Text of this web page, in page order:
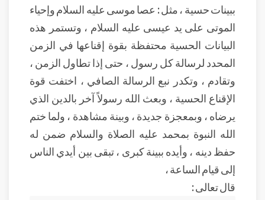
ببينات حسية ، مثل : عصا موسى عليه السلام وإحياء
الموتى على يد عيسى عليه السلام ، وتستمر هذه
البيانات الحسية محتفظة بقوة إقناعها في الزمن
المحدد لرسالة كل رسول ، حتى إذا تطاول الزمن ،
وتقادم ، وتكدر نبع الرسالة الصافي ، اختفت قوة
الإقناع الحسية ، وبعث الله رسولاً آخر بالدين الذي
يرضاه ، وبمعجزة جديدة ، وبينة مشاهدة ، ولما ختم
الله النبوة بمحمد عليه الصلاة والسلام ضمن له
حفظ دينه ، وأيده ببينة كبرى ، تبقى بين أيدي الناس
إلى قيام الساعة ،
قال تعالى :